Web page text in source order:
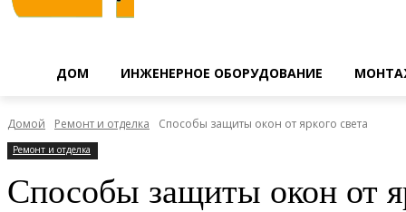
ДОМ ИНЖЕНЕРНОЕ ОБОРУДОВАНИЕ
Домой Ремонт и отделка Способы защиты окон от яркого света
Ремонт и отделка
Способы защиты окон от